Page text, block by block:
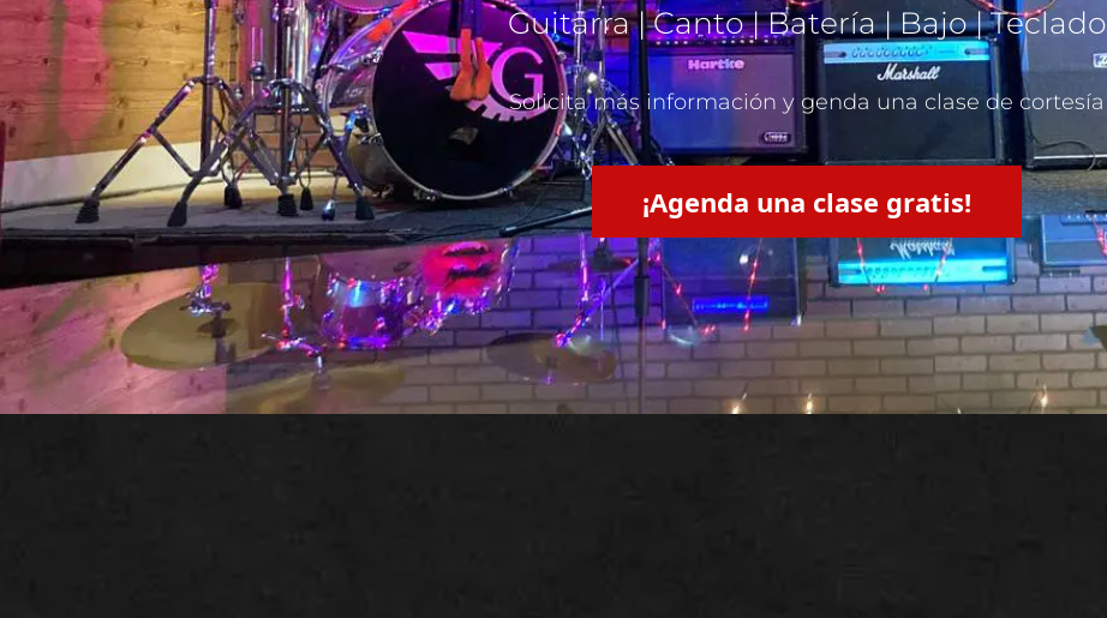
Guitarra | Canto | Batería | Bajo | Teclado
Solicita más información y genda una clase de cortesía
¡Agenda una clase gratis!